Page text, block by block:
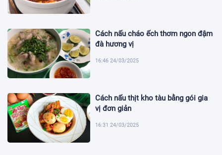
Cách nấu cháo ếch thơm ngon đậm
đà hương vị
16:46 24/03/2025
Cách nấu thịt kho tàu bằng gói gia
vị đơn giản
16:31 24/03/2025